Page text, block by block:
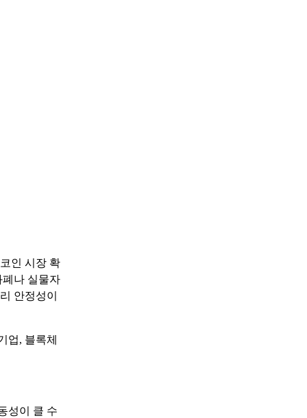
인 시장 확
나 실물자
안정성이
업, 블록체
성이 클 수